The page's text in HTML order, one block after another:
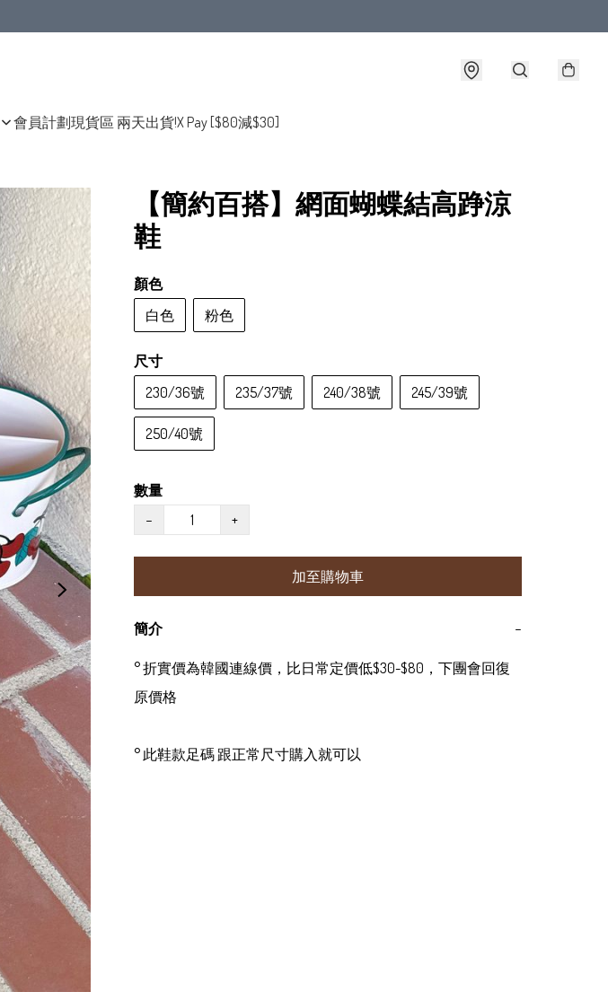
會員計劃現貨區 兩天出貨!X Pay [$80減$30]
【簡約百搭】網面蝴蝶結高踭涼
鞋
顏色
白色
粉色
尺寸
230/36號
235/37號 240/38號 245/39號
250/40號
數量
−
+
加至購物車
簡介 −
° 折實價為韓國連線價，比日常定價低$30-$80，下團會回復
原價格
° 此鞋款足碼 跟正常尺寸購入就可以